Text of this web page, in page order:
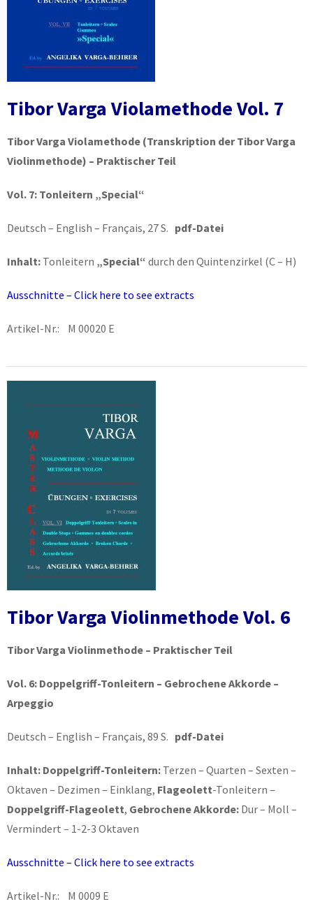
Tibor Varga Violamethode Vol. 7
Tibor Varga Violamethode (Transkription der Tibor Varga
Violinmethode) – Praktischer Teil
Vol. 7: Tonleitern „Special“
Deutsch – English – Français, 27 S. pdf-Datei
Inhalt: Tonleitern „Special“ durch den Quintenzirkel (C – H)
Ausschnitte – Click here to see extracts
Artikel-Nr.: M 00020 E
Tibor Varga Violinmethode Vol. 6
Tibor Varga Violinmethode – Praktischer Teil
Vol. 6: Doppelgriff-Tonleitern – Gebrochene Akkorde –
Arpeggio
Deutsch – English – Français, 89 S. pdf-Datei
Inhalt: Doppelgriff-Tonleitern: Terzen – Quarten – Sexten –
Oktaven – Dezimen – Einklang, Flageolett-Tonleitern –
Doppelgriff-Flageolett, Gebrochene Akkorde: Dur – Moll –
Vermindert – 1-2-3 Oktaven
Ausschnitte – Click here to see extracts
Artikel-Nr.: M 0009 E